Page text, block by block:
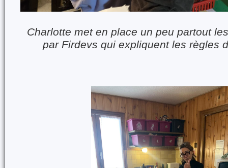
Charlotte met en place un peu partout
par Firdevs qui expliquent les règles